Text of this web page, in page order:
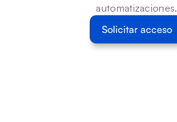
automatizaciones.
Solicitar acceso